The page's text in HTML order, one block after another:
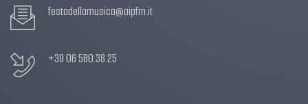
festadellamusica@aipfm.it
+39 06 580.38.25